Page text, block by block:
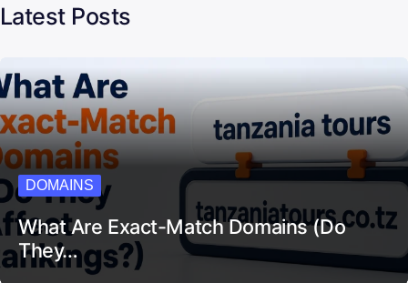
Latest Posts
DOMAINS
What Are Exact-Match Domains (Do
They…